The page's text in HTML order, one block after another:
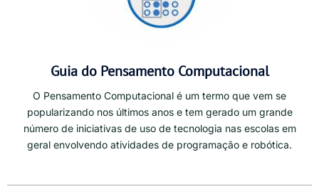
Guia do Pensamento Computacional
O Pensamento Computacional é um termo que vem se
popularizando nos últimos anos e tem gerado um grande
número de iniciativas de uso de tecnologia nas escolas em
geral envolvendo atividades de programação e robótica.